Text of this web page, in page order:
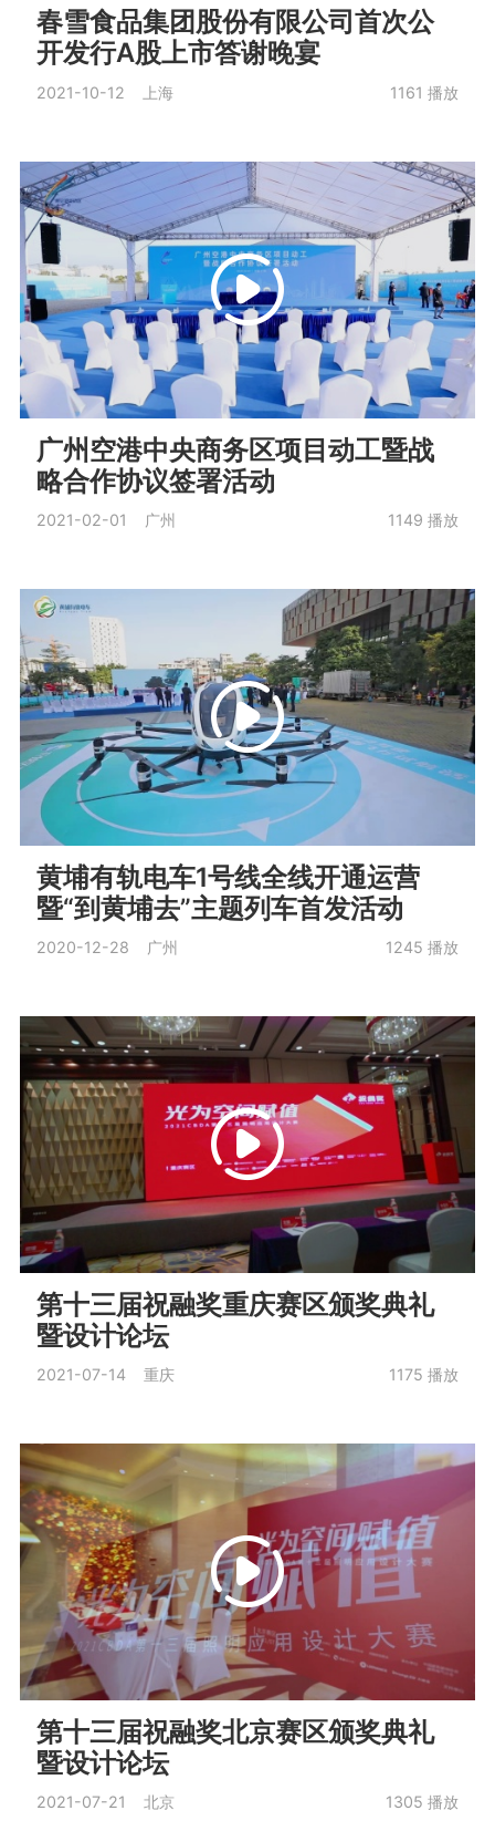
春雪食品集团股份有限公司首次公
开发行A股上市答谢晚宴
2021-10-12 上海 1161 播放
广州空港中央商务区项目动工暨战
略合作协议签署活动
2021-02-01 广州 1149 播放
黄埔有轨电车1号线全线开通运营
暨“到黄埔去”主题列车首发活动
2020-12-28 广州 1245 播放
第十三届祝融奖重庆赛区颁奖典礼
暨设计论坛
2021-07-14 重庆 1175 播放
第十三届祝融奖北京赛区颁奖典礼
暨设计论坛
2021-07-21 北京 1305 播放